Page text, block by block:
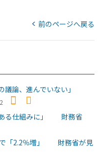
前のページへ戻る
議論、進んでいない」
ある仕組みに」 財務省
で「2.2％増」 財務省が見